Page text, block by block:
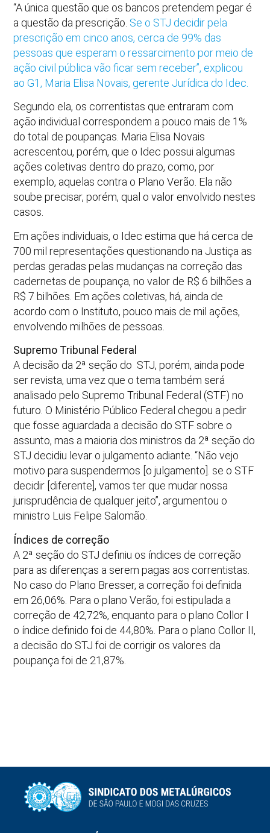
“A única questão que os bancos pretendem pegar é
a questão da prescrição. Se o STJ decidir pela
prescrição em cinco anos, cerca de 99% das
pessoas que esperam o ressarcimento por meio de
ação civil pública vão ficar sem receber”, explicou
ao G1, Maria Elisa Novais, gerente Jurídica do Idec.
Segundo ela, os correntistas que entraram com
ação individual correspondem a pouco mais de 1%
do total de poupanças. Maria Elisa Novais
acrescentou, porém, que o Idec possui algumas
ações coletivas dentro do prazo, como, por
exemplo, aquelas contra o Plano Verão. Ela não
soube precisar, porém, qual o valor envolvido nestes
casos.
Em ações individuais, o Idec estima que há cerca de
700 mil representações questionando na Justiça as
perdas geradas pelas mudanças na correção das
cadernetas de poupança, no valor de R$ 6 bilhões a
R$ 7 bilhões. Em ações coletivas, há, ainda de
acordo com o Instituto, pouco mais de mil ações,
envolvendo milhões de pessoas.
Supremo Tribunal Federal
A decisão da 2ª seção do STJ, porém, ainda pode
ser revista, uma vez que o tema também será
analisado pelo Supremo Tribunal Federal (STF) no
futuro. O Ministério Público Federal chegou a pedir
que fosse aguardada a decisão do STF sobre o
assunto, mas a maioria dos ministros da 2ª seção do
STJ decidiu levar o julgamento adiante. “Não vejo
motivo para suspendermos [o julgamento]. se o STF
decidir [diferente], vamos ter que mudar nossa
jurisprudência de qualquer jeito”, argumentou o
ministro Luis Felipe Salomão.
Índices de correção
A 2ª seção do STJ definiu os índices de correção
para as diferenças a serem pagas aos correntistas.
No caso do Plano Bresser, a correção foi definida
em 26,06%. Para o plano Verão, foi estipulada a
correção de 42,72%, enquanto para o plano Collor I
o índice definido foi de 44,80%. Para o plano Collor II,
a decisão do STJ foi de corrigir os valores da
poupança foi de 21,87%.